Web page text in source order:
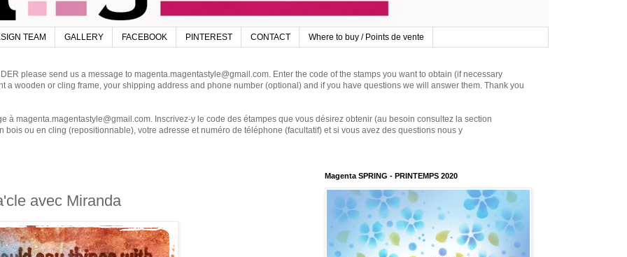
TEAM GALLERY FACEBOOK PINTEREST CONTACT Where to buy / Points de vente
please send us a message to magenta.magentastyle@gmail.com. Enter the code of the stamps you want to obtain (if necessary
a wooden or cling frame, your shipping address and phone number (optional) and if you have questions we will answer them. Thank you
à magenta.magentastyle@gmail.com. Inscrivez-y le code des étampes que vous désirez obtenir (au besoin consultez la section
ou en cling (repositionnable), votre adresse et numéro de téléphone (facultatif) et si vous avez des questions nous y
avec Miranda
Magenta SPRING - PRINTEMPS 2020